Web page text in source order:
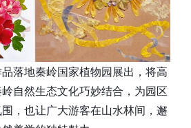
落地秦岭国家植物园展出，将高
自然生态文化巧妙结合，为园区
，也让广大游客在山水林间，邂